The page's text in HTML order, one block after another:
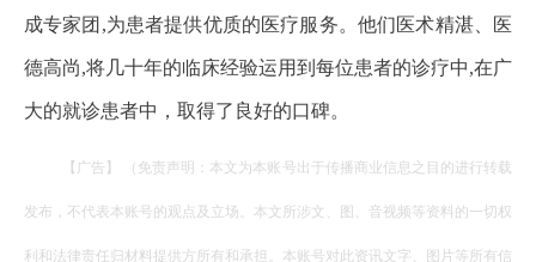
成专家团,为患者提供优质的医疗服务。他们医术精湛、医
德高尚,将几十年的临床经验运用到每位患者的诊疗中,在广
大的就诊患者中，取得了良好的口碑。
【广告】 （免责声明：本文为本账号出于传播商业信息之目的进行转载
发布，不代表本账号的观点及立场。本文所涉文、图、音视频等资料的一切权
利和法律责任归材料提供方所有和承担。本账号对此资讯文字、图片等所有信